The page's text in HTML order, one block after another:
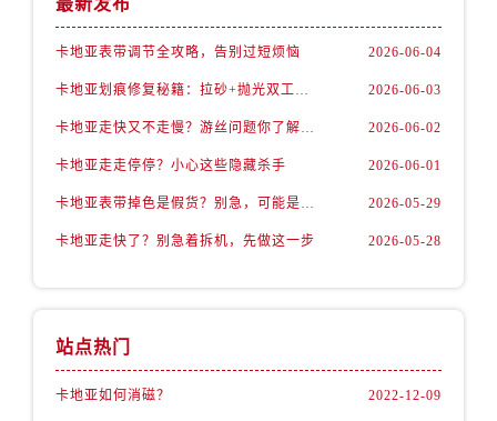
最新发布
卡地亚表带调节全攻略，告别过短烦恼 2026-06-04
卡地亚划痕修复秘籍：拉砂+抛光双工艺还原如新 2026-06-03
卡地亚走快又不走慢？游丝问题你了解多少？ 2026-06-02
卡地亚走走停停？小心这些隐藏杀手 2026-06-01
卡地亚表带掉色是假货？别急，可能是这些日常习惯惹的祸 2026-05-29
卡地亚走快了？别急着拆机，先做这一步 2026-05-28
站点热门
卡地亚如何消磁？ 2022-12-09